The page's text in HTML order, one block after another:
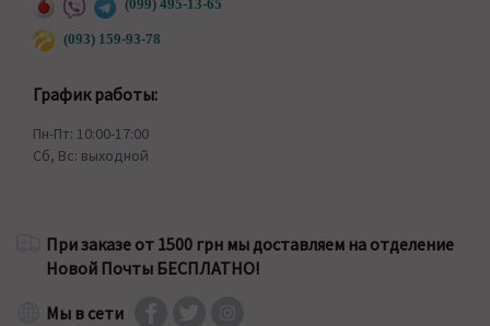
(099) 495-13-65
(093) 159-93-78
График работы:
Пн-Пт: 10:00-17:00
Сб, Вс: выходной
При заказе от 1500 грн мы доставляем на отделение
Новой Почты БЕСПЛАТНО!
Мы в сети